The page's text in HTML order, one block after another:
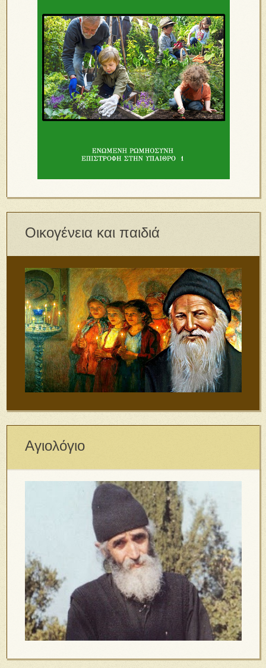
Οικογένεια και παιδιά
Αγιολόγιο